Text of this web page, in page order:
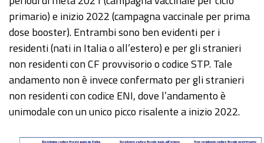
primario) e inizio 2022 (campagna vaccinale per prima
dose booster). Entrambi sono ben evidenti per i
residenti (nati in Italia o all’estero) e per gli stranieri
non residenti con CF provvisorio o codice STP. Tale
andamento non è invece confermato per gli stranieri
non residenti con codice ENI, dove l’andamento è
unimodale con un unico picco risalente a inizio 2022.